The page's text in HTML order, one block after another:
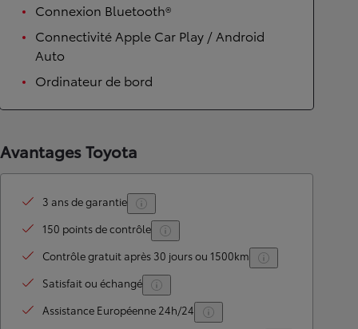
Connexion Bluetooth®
Connectivité Apple Car Play / Android
Auto
Ordinateur de bord
Avantages Toyota
3 ans de garantie
150 points de contrôle
Contrôle gratuit après 30 jours ou 1500km
Satisfait ou échangé
Assistance Européenne 24h/24